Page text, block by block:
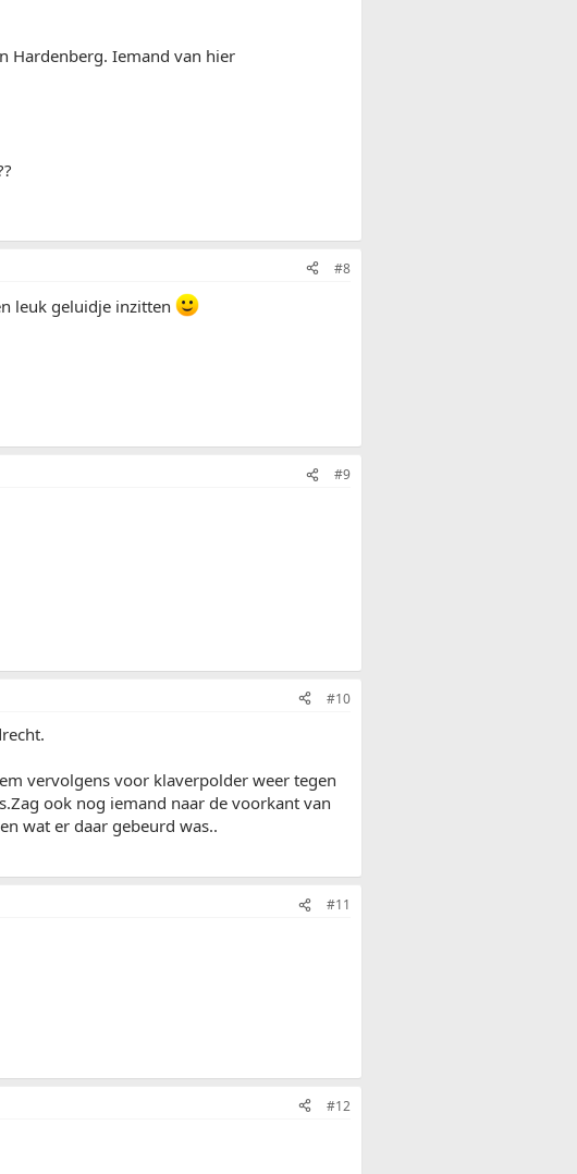
Hardenberg. Iemand van hier
#8
leuk geluidje inzitten
#9
#10
vervolgens voor klaverpolder weer tegen
ook nog iemand naar de voorkant van
wat er daar gebeurd was..
#11
#12